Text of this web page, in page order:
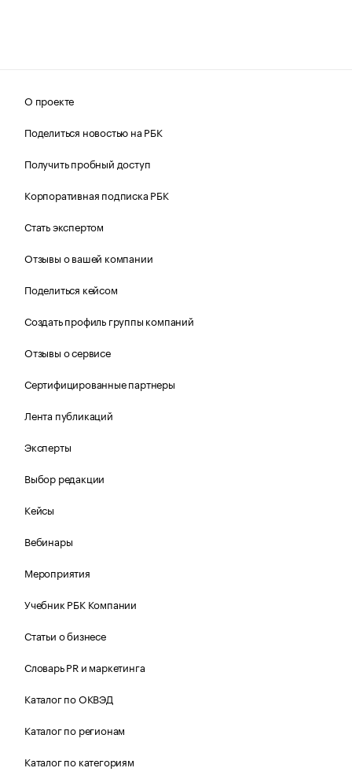
О проекте
Поделиться новостью на РБК
Получить пробный доступ
Корпоративная подписка РБК
Стать экспертом
Отзывы о вашей компании
Поделиться кейсом
Создать профиль группы компаний
Отзывы о сервисе
Сертифицированные партнеры
Лента публикаций
Эксперты
Выбор редакции
Кейсы
Вебинары
Мероприятия
Учебник РБК Компании
Статьи о бизнесе
Словарь PR и маркетинга
Каталог по ОКВЭД
Каталог по регионам
Каталог по категориям